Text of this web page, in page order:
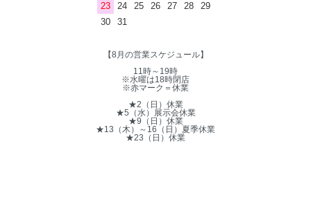
23
24 25 26 27 28
29
30
31
【8月の営業スケジュール】
11時～19時
※水曜は18時閉店
※赤マーク＝休業
★2（日）休業
★5（水）展示会休業
★9（日）休業
★13（木）～16（日）夏季休業
★23（日）休業